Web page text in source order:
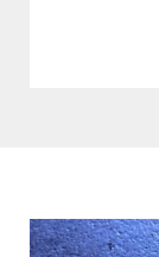
Posté à